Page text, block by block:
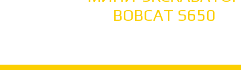
BOBCAT S650